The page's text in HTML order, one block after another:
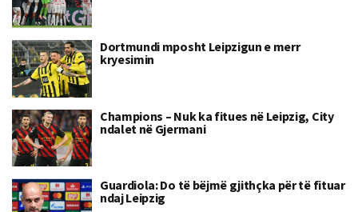
Dortmundi mposht Leipzigun e merr
kryesimin
Champions – Nuk ka fitues në Leipzig, City
ndalet në Gjermani
Guardiola: Do të bëjmë gjithçka për të fituar
ndaj Leipzig